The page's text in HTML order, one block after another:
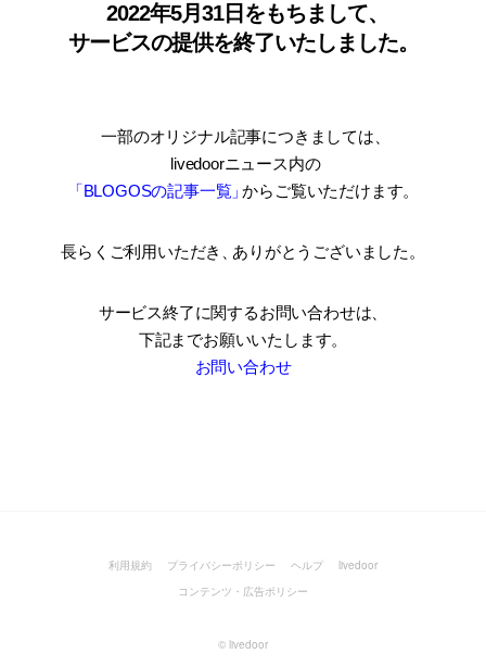
2022年5月31日をもちまして、
サービスの提供を終了いたしました。
一部のオリジナル記事につきましては
livedoorニュース内の
「BLOGOSの記事一覧」からご覧いただけます。
長らくご利用いただき ありがとうございました。
サービス終了に関するお問い合わせは、
下記までお願いいたします。
お問い合わせ
利用規約 プライバシーポリシー ヘルプ
livedoor
コンテンツ・広告ポリシー
© livedoor